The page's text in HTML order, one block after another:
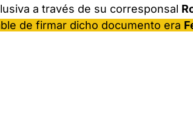
a través de su corresponsal
de firmar dicho documento era